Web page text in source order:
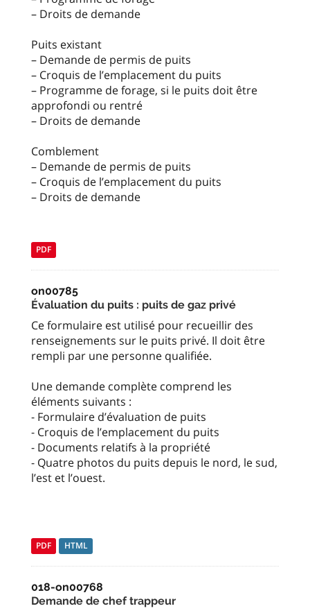
– Droits de demande
Puits existant
– Demande de permis de puits
– Croquis de l’emplacement du puits
– Programme de forage, si le puits doit être
approfondi ou rentré
– Droits de demande
Comblement
– Demande de permis de puits
– Croquis de l’emplacement du puits
– Droits de demande
PDF
on00785
Évaluation du puits : puits de gaz privé
Ce formulaire est utilisé pour recueillir des
renseignements sur le puits privé. Il doit être
rempli par une personne qualifiée.
Une demande complète comprend les
éléments suivants :
- Formulaire d’évaluation de puits
- Croquis de l’emplacement du puits
- Documents relatifs à la propriété
- Quatre photos du puits depuis le nord, le sud,
l’est et l’ouest.
PDF HTML
018-on00768
Demande de chef trappeur